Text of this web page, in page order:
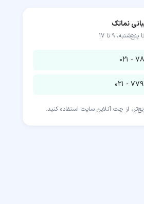
نماتک
۹ تا ۱۷
از چت آنلاین سایت استفاده کنید.